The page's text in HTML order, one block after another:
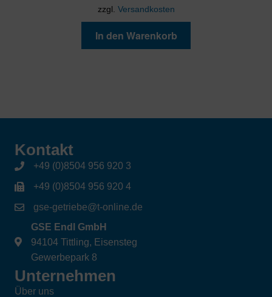
zzgl. Versandkosten
In den Warenkorb
Kontakt
+49 (0)8504 956 920 3
+49 (0)8504 956 920 4
gse-getriebe@t-online.de
GSE Endl GmbH
94104 Tittling, Eisensteg
Gewerbepark 8
Unternehmen
Über uns